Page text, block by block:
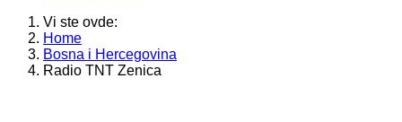
Vi ste ovde:
Home
Bosna i Hercegovina
Radio TNT Zenica